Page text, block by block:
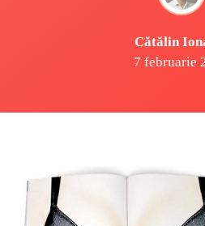
Cătălin
7 februarie